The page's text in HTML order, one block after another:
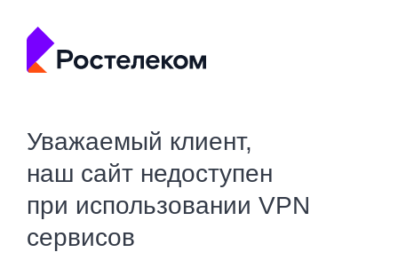
Уважаемый клиент,
наш сайт недоступен
при использовании VPN
сервисов